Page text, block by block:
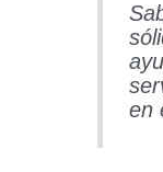
en